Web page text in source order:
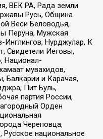
ВЕК РА, Рада земли
Русь, Община
Веси Беловодья,
Перуна, Мужская
Инглингов, Нурджулар, К
Свидетели Иеговы,
Национал-
мувахидов,
Балкарии и Карачая,
Пит Буль,
партия России,
Орден
Череповца,
национальное